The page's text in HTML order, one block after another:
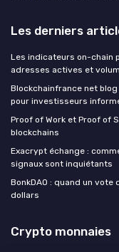
Les derniers
Les indicateurs on-chain
adresses actives et
Blockchainfrance net
pour investisseurs
Proof of Work et Proof of
blockchains
Exacrypt échange :
signaux sont inquiétants
BonkDAO : quand un
dollars
Crypto monnaies